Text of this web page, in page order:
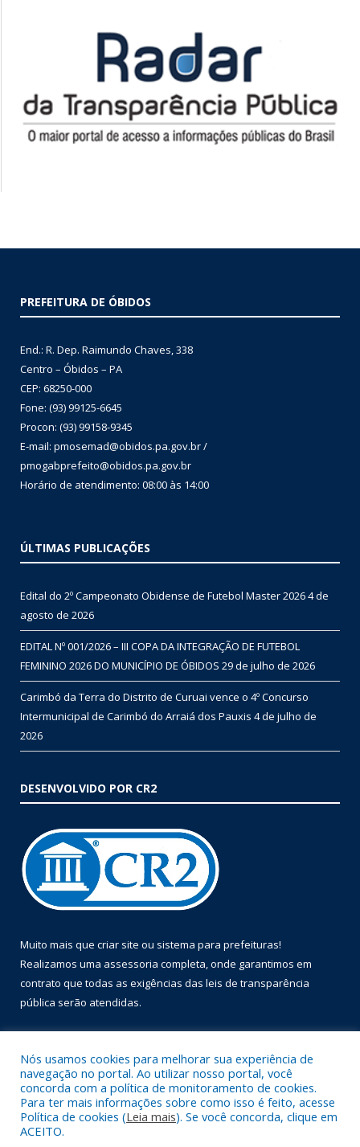
PREFEITURA DE ÓBIDOS
End.: R. Dep. Raimundo Chaves, 338
Centro – Óbidos – PA
CEP: 68250-000
Fone: (93) 99125-6645
Procon: (93) 99158-9345
E-mail: pmosemad@obidos.pa.gov.br /
pmogabprefeito@obidos.pa.gov.br
Horário de atendimento: 08:00 às 14:00
ÚLTIMAS PUBLICAÇÕES
Edital do 2º Campeonato Obidense de Futebol Master 20264 de
agosto de 2026
EDITAL Nº 001/2026 – III COPA DA INTEGRAÇÃO DE FUTEBOL
FEMININO 2026 DO MUNICÍPIO DE ÓBIDOS 29 de julho de 2026
Carimbó da Terra do Distrito de Curuai vence o 4º Concurso
Intermunicipal de Carimbó do Arraiá dos Pauxis 4 de julho de
2026
DESENVOLVIDO POR CR2
Muito mais que criar site ou sistema para prefeituras!
Realizamos uma assessoria completa, onde garantimos em
contrato que todas as exigências das leis de transparência
pública serão atendidas.
Todos os direitos reservados a Prefeitura Municipal de Óbidos.
Nós usamos cookies para melhorar sua experiência de
navegação no portal. Ao utilizar nosso portal, você
concorda com a política de monitoramento de cookies.
Para ter mais informações sobre como isso é feito, acesse
Política de cookies (Leia mais). Se você concorda, clique em
ACEITO.